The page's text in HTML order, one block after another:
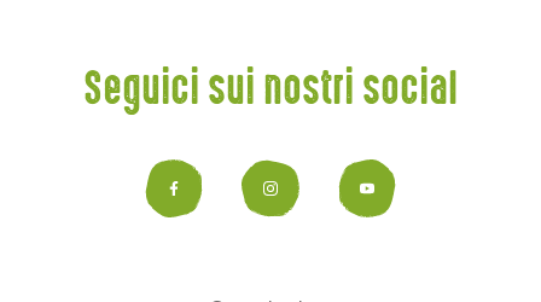
Seguici sui nostri social
Facebook
Instagram